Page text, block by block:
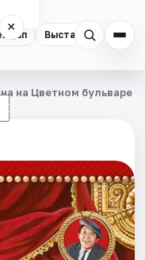
Выставки
×
☾
на Цветном бульваре